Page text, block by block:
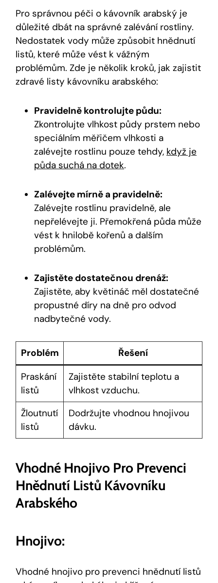
Pro správnou péči o kávovník arabský je
důležité dbát na správné zalévání rostliny.
Nedostatek vody může způsobit hnědnutí
listů, které může vést k vážným
problémům. Zde je několik kroků, jak zajistit
zdravé listy kávovníku arabského:
Pravidelně kontrolujte půdu:
Zkontrolujte vlhkost půdy prstem nebo
speciálním měřičem vlhkosti a
zalévejte rostlinu pouze tehdy, když je
půda suchá na dotek.
Zalévejte mírně a pravidelně:
Zalévejte rostlinu pravidelně, ale
nepřelévejte ji. Přemokřená půda může
vést k hnilobě kořenů a dalším
problémům.
Zajistěte dostatečnou drenáž:
Zajistěte, aby květináč měl dostatečné
propustné díry na dně pro odvod
nadbytečné vody.
Problém
Řešení
Praskání
listů
Zajistěte stabilní teplotu a
vlhkost vzduchu.
Žloutnutí
listů
Dodržujte vhodnou hnojivou
dávku.
Vhodné Hnojivo Pro Prevenci
Hnědnutí Listů Kávovníku
Arabského
Hnojivo:
Vhodné hnojivo pro prevenci hnědnutí listů